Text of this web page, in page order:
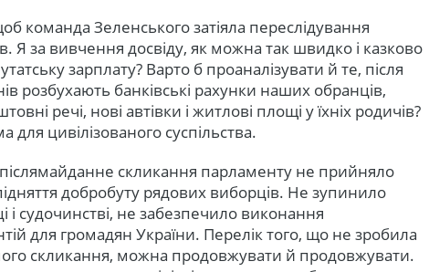
команда Зеленського затіяла переслідування
Я за вивчення досвіду, як можна так швидко і казково
зарплату? Варто б проаналізувати й те, після
розбухають банківські рахунки наших обранців,
речі, нові автівки і житлові площі у їхніх родичів?
для цивілізованого суспільства.
скликання парламенту не прийняло
добробуту рядових виборців. Не зупинило
і судочинстві, не забезпечило виконання
для громадян України. Перелік того, що не зробила
скликання, можна продовжувати й продовжувати.